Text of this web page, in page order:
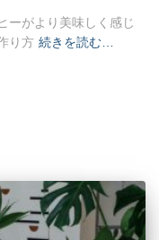
ーがより美味しく感じ
り方 続きを読む…